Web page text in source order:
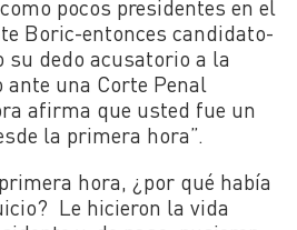
pocos presidentes en el
Boric-entonces candidato-
su dedo acusatorio a la
una Corte Penal
afirma que usted fue un
la primera hora”.
hora, ¿por qué había
Le hicieron la vida